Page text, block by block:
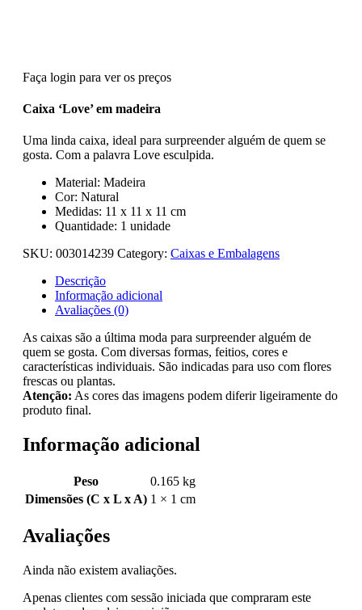
Faça login para ver os preços
Caixa ‘Love’ em madeira
Uma linda caixa, ideal para surpreender alguém de quem se
gosta. Com a palavra Love esculpida.
Material: Madeira
Cor: Natural
Medidas: 11 x 11 x 11 cm
Quantidade: 1 unidade
SKU: 003014239 Category: Caixas e Embalagens
Descrição
Informação adicional
Avaliações (0)
As caixas são a última moda para surpreender alguém de
quem se gosta. Com diversas formas, feitios, cores e
características individuais. São indicadas para uso com flores
frescas ou plantas.
Atenção: As cores das imagens podem diferir ligeiramente do
produto final.
Informação adicional
Peso
0.165 kg
Dimensões (C x L x A) 1 × 1 cm
Avaliações
Ainda não existem avaliações.
Apenas clientes com sessão iniciada que compraram este